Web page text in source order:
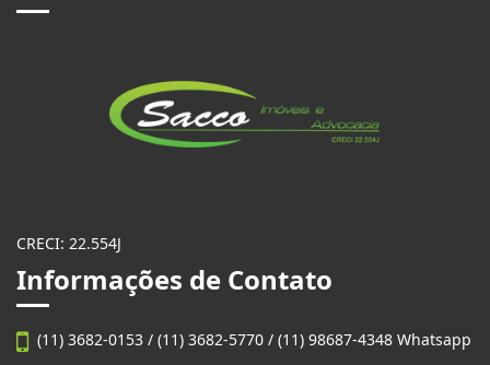
Sacco Imóveis
CRECI: 22.554J